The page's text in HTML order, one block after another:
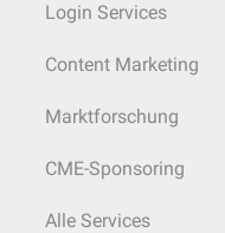
Login Services
Content Marketing
Marktforschung
CME-Sponsoring
Alle Services